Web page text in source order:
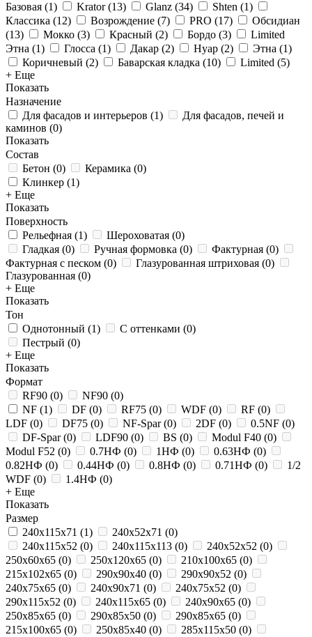
Базовая (1) Krator(13) Glanz (34) Shten (1)
Классика (12) Возрождение (7) PRO (17)
Обсидиан
(13) Мокко (3) Красный (2) Бордо (3)
Limited
Этна (1) Глосса (1) Дакар (2) Нуар (2) Этна (1)
Коричневый (2) Баварская кладка (10) Limited (5)
+ Еще
Показать
Назначение
Для фасадов и интерьеров (1)
Для фасадов, печей и
каминов (0)
Показать
Состав
Бетон (0) Керамика (0)
Клинкер (1)
+ Еще
Показать
Поверхность
Рельефная (1) Шероховатая (0)
Гладкая (0) Ручная формовка (0) Фактурная (0)
Фактурная с песком (0) Глазурованная штриховая (0)
Глазурованная (0)
+ Еще
Показать
Тон
Однотонный (1) С оттенками (0)
Пестрый (0)
+ Еще
Показать
Формат
RF90 (0) NF90 (0)
NF (1) DF (0) RF75 (0) WDF (0) RF (0)
LDF (0) DF75 (0) NF-Spar(0) 2DF (0) 0.5NF (0)
DF-Spar(0) LDF90 (0) BS (0) Modul F40 (0)
Modul F52 (0) 0.7НФ (0) 1НФ (0) 0.63НФ (0)
0.82НФ (0) 0.44НФ (0) 0.8НФ (0) 0.71НФ (0)
1/2
WDF (0) 1.4НФ (0)
+ Еще
Показать
Размер
240x115x71 (1) 240x52x71 (0)
240x115x52 (0) 240x115x113 (0) 240x52x52 (0)
250х60х65 (0) 250x120x65 (0) 210x100x65 (0)
215x102x65 (0) 290x90x40 (0) 290x90x52 (0)
240x75x65 (0) 240x90x71 (0) 240x75x52 (0)
290x115x52 (0) 240x115x65 (0) 240x90x65 (0)
250x85x65 (0) 290x85x50 (0) 290x85x65 (0)
215x100x65 (0) 250х85х40 (0) 285x115x50 (0)